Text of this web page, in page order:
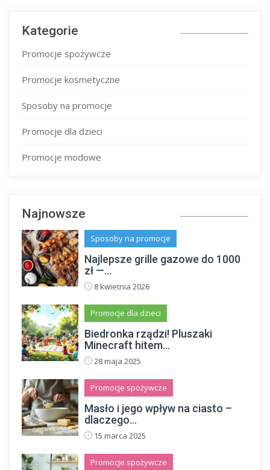
Kategorie
Promocje spożywcze
Promocje kosmetyczne
Sposoby na promocje
Promocje dla dzieci
Promocje modowe
Najnowsze
Sposoby na promocje
Najlepsze grille gazowe do 1000
zł —...
8 kwietnia 2026
Promocje dla dzieci
Biedronka rządzi! Pluszaki
Minecraft hitem...
28 maja 2025
Promocje spożywcze
Masło i jego wpływ na ciasto –
dlaczego...
15 marca 2025
Promocje spożywcze